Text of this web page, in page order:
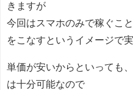
きますが
今回はスマホのみで稼ぐこ
をこなすというイメージで
単価が安いからといっても
は十分可能なので